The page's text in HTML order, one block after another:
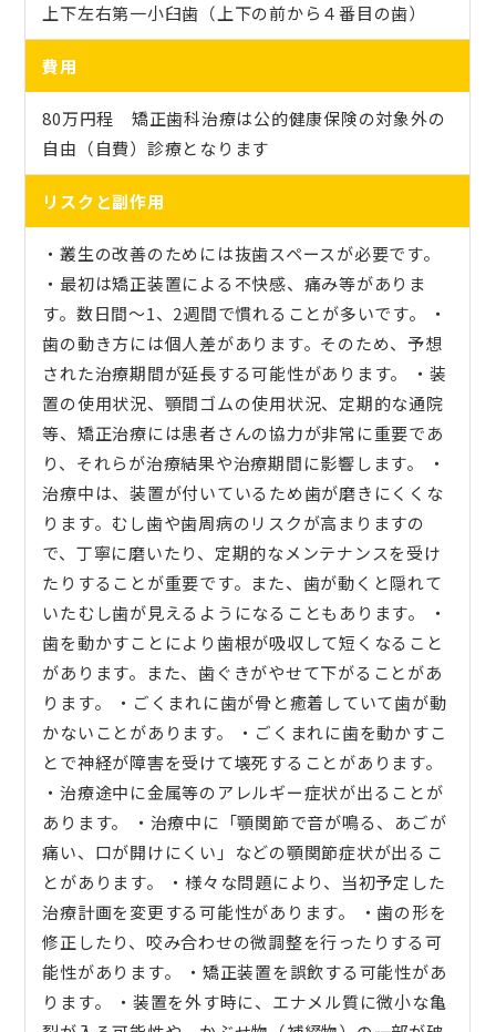
上下左右第一小臼歯（上下の前から４番目の歯）
費用
80万円程 矯正歯科治療は公的健康保険の対象外の
自由（自費）診療となります
リスクと副作用
・叢生の改善のためには抜歯スペースが必要です。
・最初は矯正装置による不快感、痛み等がありま
す。数日間〜1、2週間で慣れることが多いです。 ・
歯の動き方には個人差があります。そのため、予想
された治療期間が延長する可能性があります。 ・装
置の使用状況、顎間ゴムの使用状況、定期的な通院
等、矯正治療には患者さんの協力が非常に重要であ
り、それらが治療結果や治療期間に影響します。 ・
治療中は、装置が付いているため歯が磨きにくくな
ります。むし歯や歯周病のリスクが高まりますの
で、丁寧に磨いたり、定期的なメンテナンスを受け
たりすることが重要です。また、歯が動くと隠れて
いたむし歯が見えるようになることもあります。 ・
歯を動かすことにより歯根が吸収して短くなること
があります。また、歯ぐきがやせて下がることがあ
ります。 ・ごくまれに歯が骨と癒着していて歯が動
かないことがあります。 ・ごくまれに歯を動かすこ
とで神経が障害を受けて壊死することがあります。
・治療途中に金属等のアレルギー症状が出ることが
あります。 ・治療中に「顎関節で音が鳴る、あごが
痛い、口が開けにくい」などの顎関節症状が出るこ
とがあります。 ・様々な問題により、当初予定した
治療計画を変更する可能性があります。 ・歯の形を
修正したり、咬み合わせの微調整を行ったりする可
能性があります。 ・矯正装置を誤飲する可能性があ
ります。 ・装置を外す時に、エナメル質に微小な亀